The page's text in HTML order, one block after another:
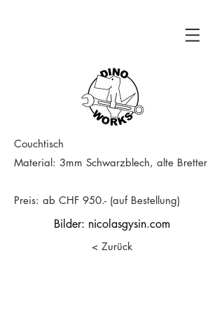
Couchtisch
Material: 3mm Schwarzblech, alte Bretter
Preis: ab CHF 950.- (auf Bestellung)
< Zurück
Bilder: nicolasgysin.com